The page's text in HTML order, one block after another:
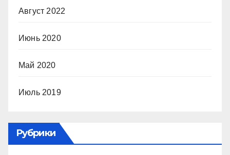
Август 2022
Июнь 2020
Май 2020
Июль 2019
Рубрики